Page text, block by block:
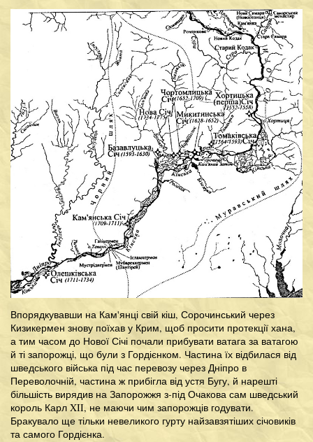
Впорядкувавши на Кам'янці свій кіш, Сорочинський через
Кизикермен знову поїхав у Крим, щоб просити протекції хана,
а тим часом до Нової Січі почали прибувати ватага за ватагою
й ті запорожці, що були з Гордієнком. Частина їх відбилася від
шведського війська під час перевозу через Дніпро в
Переволочній, частина ж прибігла від устя Бугу, й нарешті
більшість вирядив на Запорожжя з-під Очакова сам шведський
король Карл XII, не маючи чим запорожців годувати.
Бракувало ще тільки невеликого гурту найзавзятіших січовиків
та самого Гордієнка.